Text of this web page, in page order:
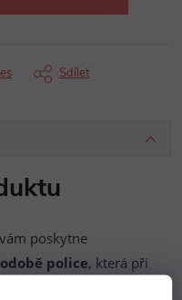
Sdílet
poskytne
police, která při